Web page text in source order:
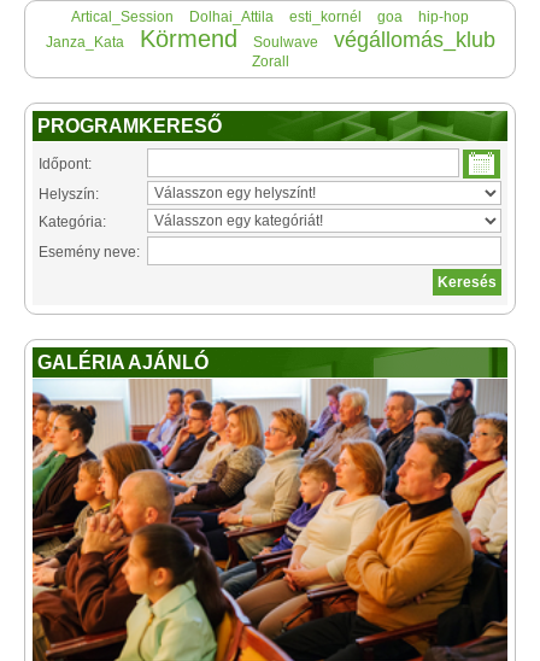
Artical_Session Dolhai_Attila esti_kornél goa
hip-hop
Janza_Kata
Körmend Soulwave végállomás_klub
Zorall
PROGRAMKERESŐ
Időpont:
Helyszín:
Kategória:
Esemény neve:
GALÉRIA AJÁNLÓ